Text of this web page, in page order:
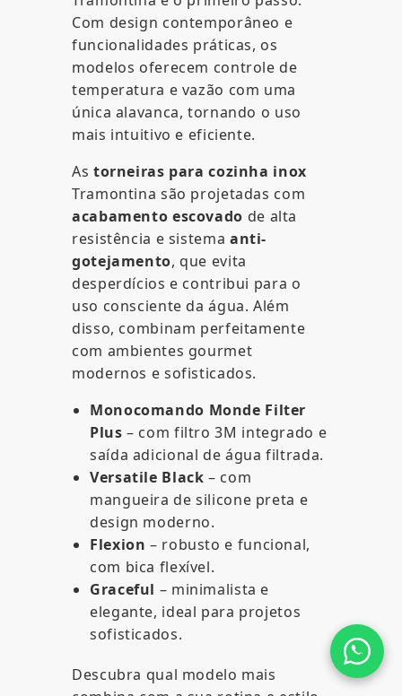
Com design contemporâneo e
funcionalidades práticas, os
modelos oferecem controle de
temperatura e vazão com uma
única alavanca, tornando o uso
mais intuitivo e eficiente.
As torneiras para cozinha inox
Tramontina são projetadas com
acabamento escovado de alta
resistência e sistema anti-
gotejamento, que evita
desperdícios e contribui para o
uso consciente da água. Além
disso, combinam perfeitamente
com ambientes gourmet
modernos e sofisticados.
Monocomando Monde Filter
Plus – com filtro 3M integrado e
saída adicional de água filtrada.
Versatile Black – com
mangueira de silicone preta e
design moderno.
Flexion – robusto e funcional,
com bica flexível.
Graceful – minimalista e
elegante, ideal para projetos
sofisticados.
Descubra qual modelo mais